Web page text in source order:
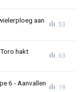
aan
53
hakt
63
6 - Aanvallen
19